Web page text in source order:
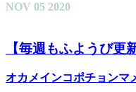
NOV 05 2020
【毎週もふようび更
オカメインコポチョンマ